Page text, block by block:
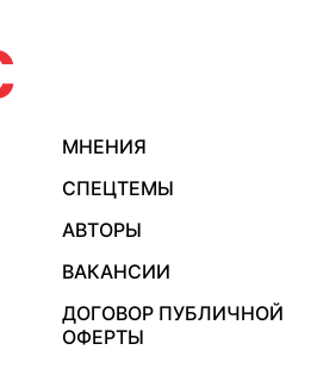
МНЕНИЯ
СПЕЦТЕМЫ
АВТОРЫ
ВАКАНСИИ
ДОГОВОР ПУБЛИЧНОЙ
ОФЕРТЫ